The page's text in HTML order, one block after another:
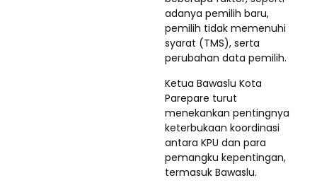
adanya pemilih baru,
pemilih tidak memenuhi
syarat (TMS), serta
perubahan data pemilih.
Ketua Bawaslu Kota
Parepare turut
menekankan pentingnya
keterbukaan koordinasi
antara KPU dan para
pemangku kepentingan,
termasuk Bawaslu.